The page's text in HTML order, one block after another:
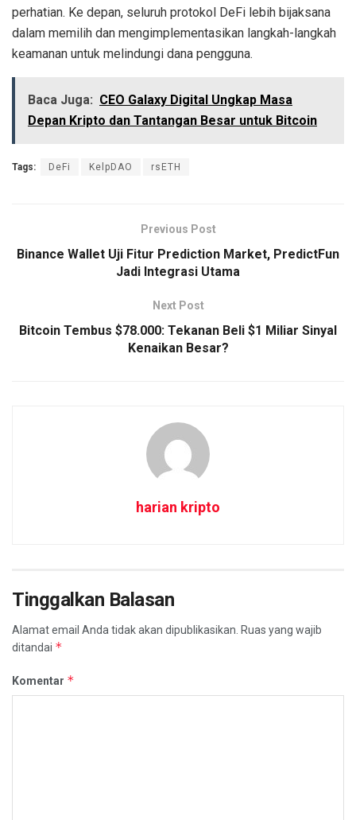
perhatian. Ke depan, seluruh protokol DeFi lebih bijaksana
dalam memilih dan mengimplementasikan langkah-langkah
keamanan untuk melindungi dana pengguna.
Baca Juga: CEO Galaxy Digital Ungkap Masa
Depan Kripto dan Tantangan Besar untuk Bitcoin
Tags: DeFi KelpDAO rsETH
Previous Post
Binance Wallet Uji Fitur Prediction Market, PredictFun
Jadi Integrasi Utama
Next Post
Bitcoin Tembus $78.000: Tekanan Beli $1 Miliar Sinyal
Kenaikan Besar?
harian kripto
Tinggalkan Balasan
Alamat email Anda tidak akan dipublikasikan. Ruas yang wajib
ditandai *
Komentar *